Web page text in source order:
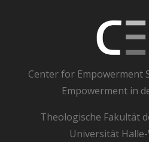
Center for Empowerment
Empowerment in
Theologische Fakultät
Universität